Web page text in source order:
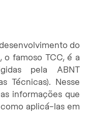
do
, o famoso TCC, é a
pela ABNT
Técnicas). Nesse
informações que
aplicá-las em